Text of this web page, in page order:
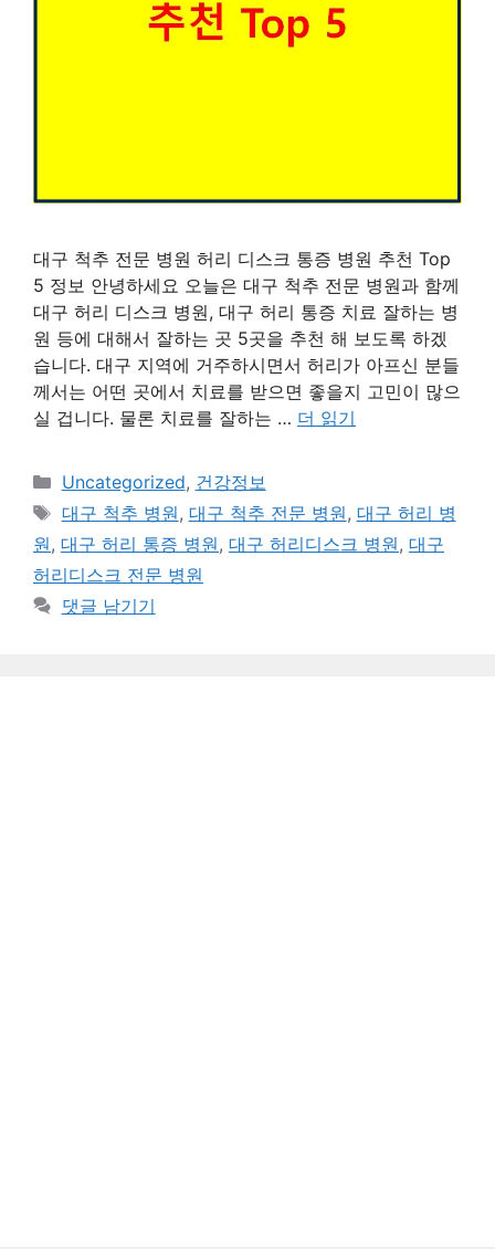
대구 척추 전문 병원 허리 디스크 통증 병원 추천 Top
5 정보 안녕하세요 오늘은 대구 척추 전문 병원과 함께
대구 허리 디스크 병원, 대구 허리 통증 치료 잘하는 병
원 등에 대해서 잘하는 곳 5곳을 추천 해 보도록 하겠
습니다. 대구 지역에 거주하시면서 허리가 아프신 분들
께서는 어떤 곳에서 치료를 받으면 좋을지 고민이 많으
실 겁니다. 물론 치료를 잘하는 … 더 읽기
카
테
고
리
Uncategorized, 건강정보
태
그
대구 척추 병원, 대구 척추 전문 병원, 대구 허리 병
원, 대구 허리 통증 병원, 대구 허리디스크 병원, 대구
허리디스크 전문 병원
댓글 남기기